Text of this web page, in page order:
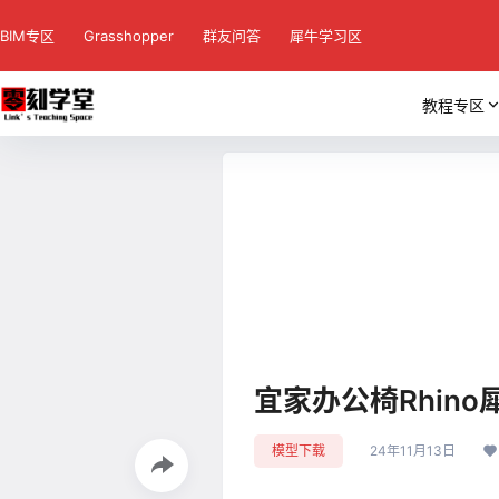
BIM专区 Grasshopper 群友问答 犀牛学习区
教程专区
宜家办公椅Rhino
模型下载 24年11月13日